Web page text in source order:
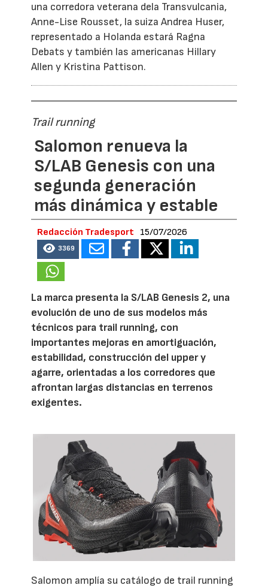
una corredora veterana dela Transvulcania,
Anne-Lise Rousset, la suiza Andrea Huser,
representado a Holanda estará Ragna
Debats y también las americanas Hillary
Allen y Kristina Pattison.
Trail running
Salomon renueva la
S/LAB Genesis con una
segunda generación
más dinámica y estable
Redacción Tradesport 15/07/2026
3369
La marca presenta la S/LAB Genesis 2, una
evolución de uno de sus modelos más
técnicos para trail running, con
importantes mejoras en amortiguación,
estabilidad, construcción del upper y
agarre, orientadas a los corredores que
afrontan largas distancias en terrenos
exigentes.
Salomon amplía su catálogo de trail running